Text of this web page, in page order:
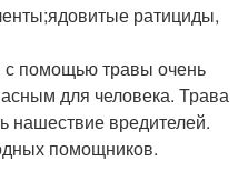
ратициды,
помощью травы очень
для человека. Трава
нашествие вредителей.
помощников.